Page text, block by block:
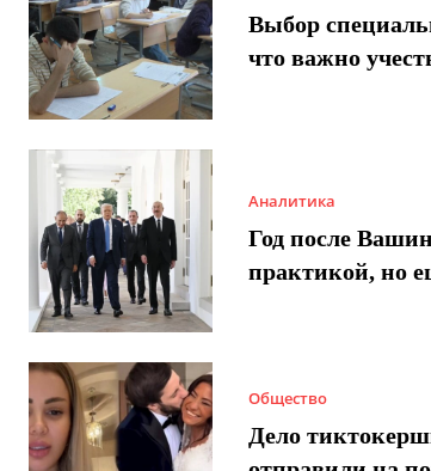
Выбор
что важно
Аналитика
Год после
практикой, но
Общество
Дело